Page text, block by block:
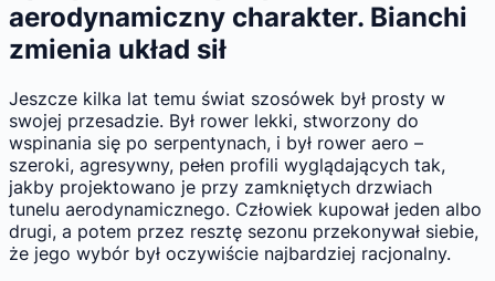
aerodynamiczny charakter. Bianchi
zmienia układ sił
Jeszcze kilka lat temu świat szosówek był prosty w
swojej przesadzie. Był rower lekki, stworzony do
wspinania się po serpentynach, i był rower aero –
szeroki, agresywny, pełen profili wyglądających tak,
jakby projektowano je przy zamkniętych drzwiach
tunelu aerodynamicznego. Człowiek kupował jeden albo
drugi, a potem przez resztę sezonu przekonywał siebie,
że jego wybór był oczywiście najbardziej racjonalny.